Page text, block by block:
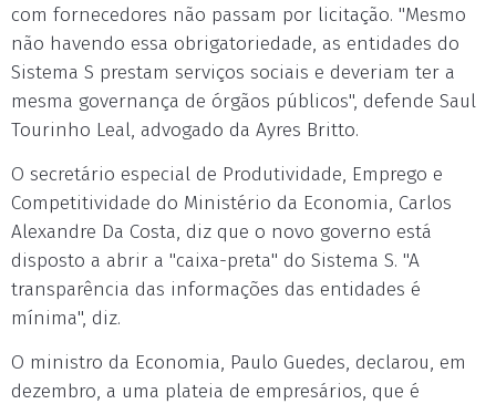
com fornecedores não passam por licitação. "Mesmo
não havendo essa obrigatoriedade, as entidades do
Sistema S prestam serviços sociais e deveriam ter a
mesma governança de órgãos públicos", defende Saul
Tourinho Leal, advogado da Ayres Britto.
O secretário especial de Produtividade, Emprego e
Competitividade do Ministério da Economia, Carlos
Alexandre Da Costa, diz que o novo governo está
disposto a abrir a "caixa-preta" do Sistema S. "A
transparência das informações das entidades é
mínima", diz.
O ministro da Economia, Paulo Guedes, declarou, em
dezembro, a uma plateia de empresários, que é